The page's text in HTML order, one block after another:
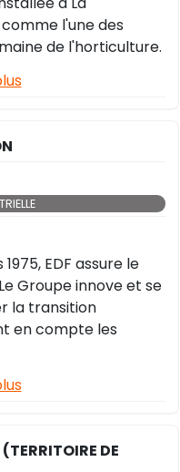
l'une des
de l'horticulture.
EDF assure le
Groupe innove et se
la transition
en compte les
DE